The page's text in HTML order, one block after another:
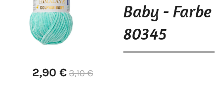
Baby - Farbe
80345
2,90 € 3,10 €